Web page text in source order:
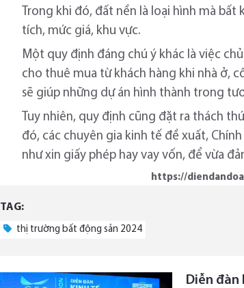
Trong khi đó, đất nền là loại hình mà
tích, mức giá, khu vực.
Một quy định đáng chú ý khác là việc
cho thuê mua từ khách hàng khi nhà ở,
sẽ giúp những dự án hình thành trong
Tuy nhiên, quy định cũng đặt ra thách
đó, các chuyên gia kinh tế đề xuất,
như xin giấy phép hay vay vốn, để vừa
https://
TAG:
thị trường bất động sản 2024
Diễn đàn